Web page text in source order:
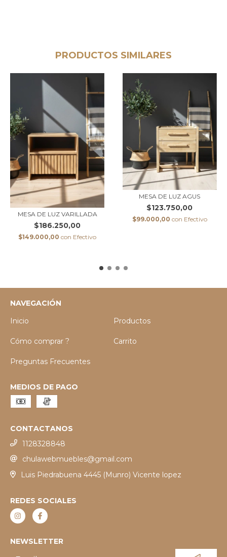
PRODUCTOS SIMILARES
MESA DE LUZ VARILLADA
$186.250,00
$149.000,00con Efectivo
MESA DE LUZ AGUS
$123.750,00
$99.000,00 con Efectivo
NAVEGACIÓN
Inicio
Productos
Cómo comprar ? Carrito
Preguntas Frecuentes
MEDIOS DE PAGO
CONTACTANOS
1128328848
chulawebmuebles@gmail.com
Luis Piedrabuena 4445 (Munro) Vicente lopez
REDES SOCIALES
NEWSLETTER